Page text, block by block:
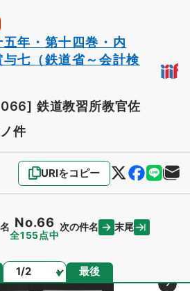
年・第十四巻・内
七（鉄道省～会計検
066] 鉄道教習所教官佐
件
URIをコピー
No.66
全155点中
次の件名 末尾
ページ 最後